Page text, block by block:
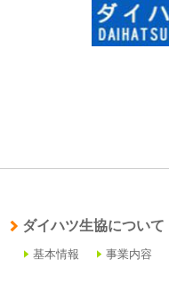
ダイハツ生協について
基本情報 事業内容